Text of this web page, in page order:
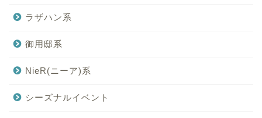
ラザハン系
御用邸系
NieR(ニーア)系
シーズナルイベント